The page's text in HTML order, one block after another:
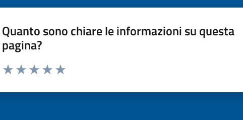
Quanto sono chiare le informazioni su questa
pagina?
Valuta da 1 a 5 stelle la pagina